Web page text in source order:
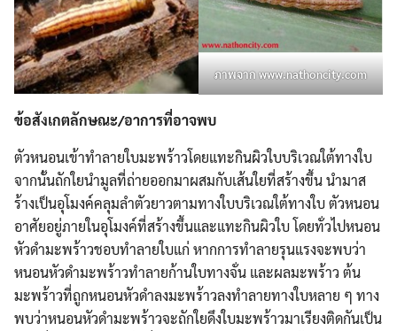
ภาพจาก www.nathoncity.com
ข้อสังเกตลักษณะ/อาการที่อาจพบ
ตัวหนอนเข้าทำลายใบมะพร้าวโดยแทะกินผิวใบบริเวณใต้ทางใบ
จากนั้นถักใยนำมูลที่ถ่ายออกมาผสมกับเส้นใยที่สร้างขึ้น นำมาส
ร้างเป็นอุโมงค์คลุมลำตัวยาวตามทางใบบริเวณใต้ทางใบ ตัวหนอน
อาศัยอยู่ภายในอุโมงค์ที่สร้างขึ้นและแทะกินผิวใบ โดยทั่วไปหนอน
หัวดำมะพร้าวชอบทำลายใบแก่ หากการทำลายรุนแรงจะพบว่า
หนอนหัวดำมะพร้าวทำลายก้านใบทางจั่น และผลมะพร้าว ต้น
มะพร้าวที่ถูกหนอนหัวดำลงมะพร้าวลงทำลายทางใบหลาย ๆ ทาง
พบว่าหนอนหัวดำมะพร้าวจะถักใยดึงใบมะพร้าวมาเรียงติดกันเป็น